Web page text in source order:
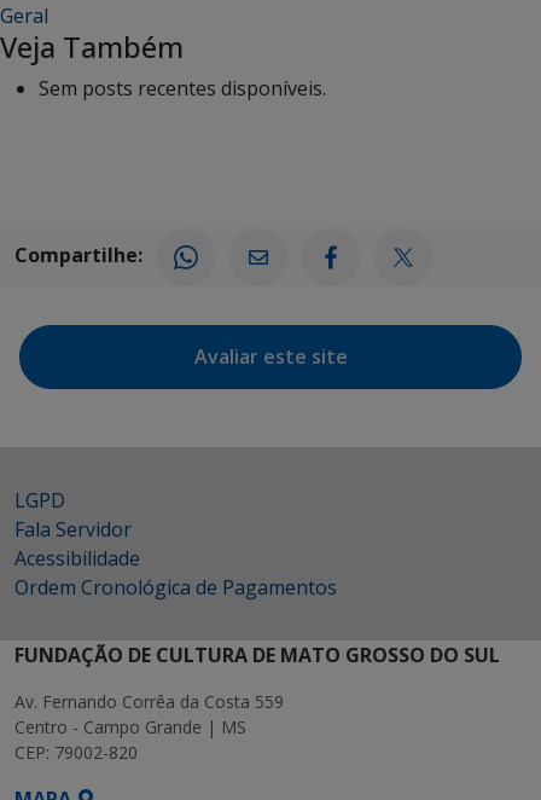
Geral
Veja Também
Sem posts recentes disponíveis.
Compartilhe:
Avaliar este site
LGPD
Fala Servidor
Acessibilidade
Ordem Cronológica de Pagamentos
FUNDAÇÃO DE CULTURA DE MATO GROSSO DO SUL
Av. Fernando Corrêa da Costa 559
Centro - Campo Grande | MS
CEP: 79002-820